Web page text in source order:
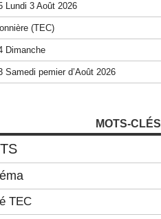
Lundi 3 Août 2026
(TEC)
Dimanche
Samedi pemier d’Août 2026
MOTS-CLÉS
TEC